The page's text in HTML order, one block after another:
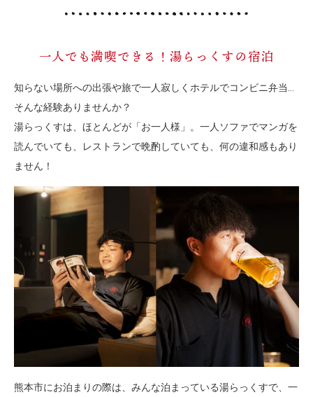
一人でも満喫できる！湯らっくすの宿泊
知らない場所への出張や旅で一人寂しくホテルでコンビニ弁当…
そんな経験ありませんか？
湯らっくすは、ほとんどが「お一人様」。一人ソファでマンガを
読んでいても、レストランで晩酌していても、何の違和感もあり
ません！
熊本市にお泊まりの際は、みんな泊まっている湯らっくすで、一